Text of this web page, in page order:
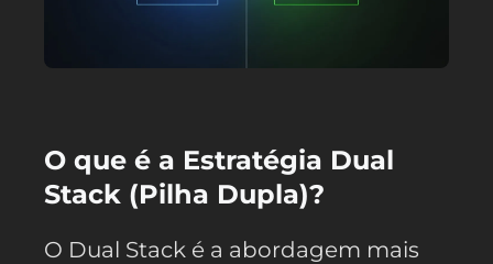
O que é a Estratégia Dual
Stack (Pilha Dupla)?
O Dual Stack é a abordagem mais